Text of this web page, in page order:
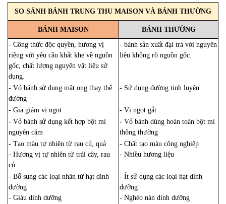
SO SÁNH BÁNH TRUNG THU MAISON VÀ BÁNH THƯỜNG
BÁNH MAISON
BÁNH THƯỜNG
- Công thức độc quyền, hương vị
riêng với yêu cầu khắt khe về nguồn
gốc, chất lượng nguyên vật liệu sử
dụng.
- bánh sản xuất đại trà với nguyên
liệu không rõ nguồn gốc.
- Vỏ bánh sử dụng mật ong thay thế
đường
- Sử dụng đường tinh luyện
- Gia giảm vị ngọt
- Vị ngọt gắt
- Vỏ bánh sử dụng kết hợp bột mì
nguyên cám
- Vỏ bánh dùng hoàn toàn bột mì
thông thường
- Tạo màu tự nhiên từ rau củ, quả
- Hương vị tự nhiên từ trái cây, rau
củ
- Chất tạo màu công nghiệp
- Nhiều hương liệu
- Bổ sung các loại nhân từ hạt dinh
dưỡng
- Giàu dinh dưỡng
- Ít sử dụng các loại hạt dinh
dưỡng
- Nghèo nàn dinh dưỡng